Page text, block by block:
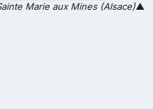
Marie aux Mines (Alsace)▲